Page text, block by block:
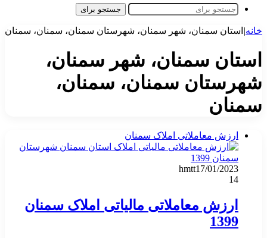
جستجو برای
خانه| استان سمنان، شهر سمنان، شهرستان سمنان، سمنان، سمنان
استان سمنان، شهر سمنان،
شهرستان سمنان، سمنان،
سمنان
ارزش معاملاتی املاک سمنان
hmtt17/01/2023
14
ارزش معاملاتی مالیاتی املاک سمنان
1399